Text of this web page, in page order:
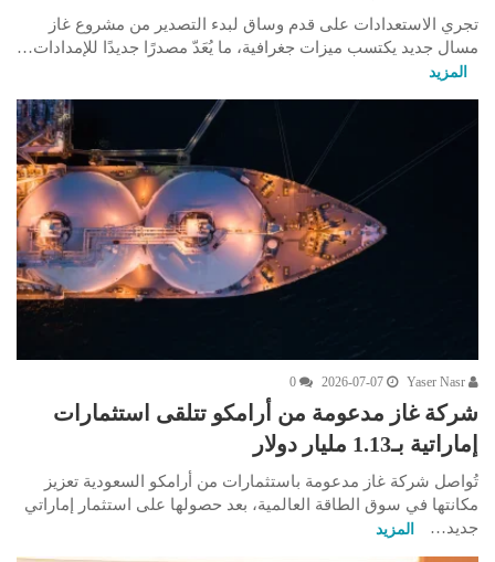
تجري الاستعدادات على قدم وساق لبدء التصدير من مشروع غاز
مسال جديد يكتسب ميزات جغرافية، ما يُعَدّ مصدرًا جديدًا للإمدادات…
المزيد
2026-07-07
0
شركة غاز مدعومة من أرامكو تتلقى استثمارات
إماراتية بـ1.13 مليار دولار
تُواصل شركة غاز مدعومة باستثمارات من أرامكو السعودية تعزيز
مكانتها في سوق الطاقة العالمية، بعد حصولها على استثمار إماراتي
جديد…
المزيد